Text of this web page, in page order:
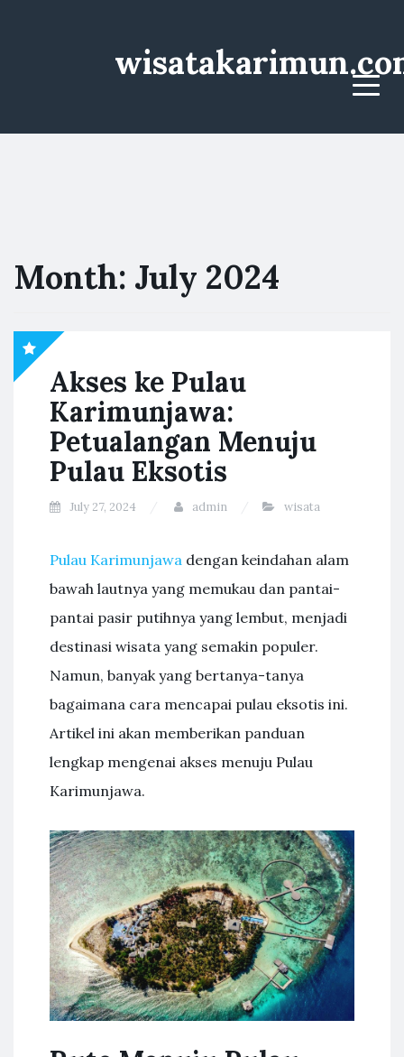
Menu
Month: July 2024
Akses ke Pulau
Karimunjawa:
Petualangan Menuju
Pulau Eksotis
July 27, 2024 admin wisata
Pulau Karimunjawa dengan keindahan alam
bawah lautnya yang memukau dan pantai-
pantai pasir putihnya yang lembut, menjadi
destinasi wisata yang semakin populer.
Namun, banyak yang bertanya-tanya
bagaimana cara mencapai pulau eksotis ini.
Artikel ini akan memberikan panduan
lengkap mengenai akses menuju Pulau
Karimunjawa.